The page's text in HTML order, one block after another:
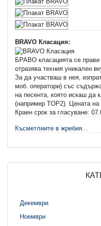
BRAVO Класация:
БРАВО класацията се прави
отразява техния уникален
За да участваш в нея,
моб. оператори) със
на песента, която искаш да
(например TOP2). Цената
Краен срок за гласуване:
Късметлиите в жребия...
Декември
Ноември